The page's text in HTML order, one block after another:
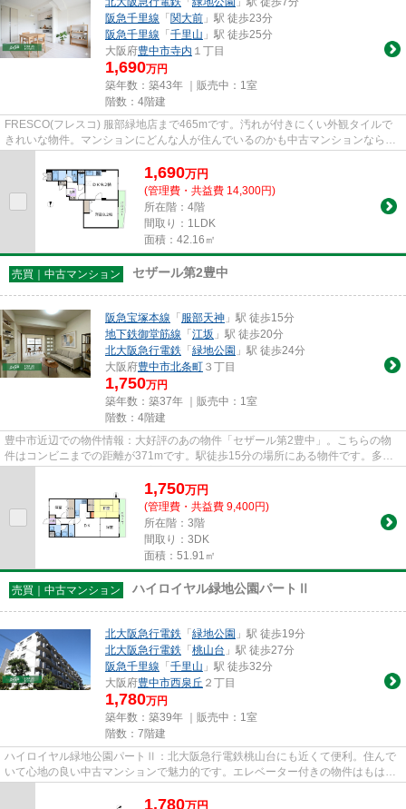
阪急千里線 「 関大前 」駅 徒歩23分
阪急千里線 「 千里山 」駅 徒歩25分
大阪府豊中市寺内 １丁目
1,690万円
築年数：築43年 ｜販売中： 1室
階数：4階建
FRESCO(フレスコ) 服部緑地店まで465mです。汚れが付きにくい外観タイルで
きれいな物件。マンションにどんな人が住んでいるのかも中古マンションなら事
1,690万円
(管理費・共益費 14,300円)
所在階：4階
間取り：1LDK
面積：42.16㎡
売買｜中古マンション セザール第2豊中
阪急宝塚本線 「 服部天神 」駅 徒歩15分
地下鉄御堂筋線 「 江坂 」駅 徒歩20分
北大阪急行電鉄 「 緑地公園 」駅 徒歩24分
大阪府豊中市北条町 ３丁目
1,750万円
築年数：築37年 ｜販売中： 1室
階数：4階建
豊中市近辺での物件情報：大好評のあの物件「セザール第2豊中」。こちらの物
件はコンビニまでの距離が371mです。駅徒歩15分の場所にある物件です。多く
1,750万円
(管理費・共益費 9,400円)
所在階：3階
間取り：3DK
面積：51.91㎡
売買｜中古マンション ハイロイヤル緑地公園パートⅡ
北大阪急行電鉄 「 緑地公園 」駅 徒歩19分
北大阪急行電鉄 「 桃山台 」駅 徒歩27分
阪急千里線 「 千里山 」駅 徒歩32分
大阪府豊中市西泉丘 ２丁目
1,780万円
築年数：築39年 ｜販売中： 1室
階数：7階建
ハイロイヤル緑地公園パートⅡ：北大阪急行電鉄桃山台にも近くて便利。住んで
いて心地の良い中古マンションで魅力的です。エレベーター付きの物件はもはや
1,780万円